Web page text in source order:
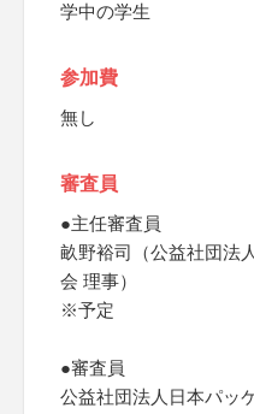
学中の学生
参加費
無し
審査員
●主任審査員
畝野裕司（公益社団法
会 理事）
※予定
●審査員
公益社団法人日本パッ